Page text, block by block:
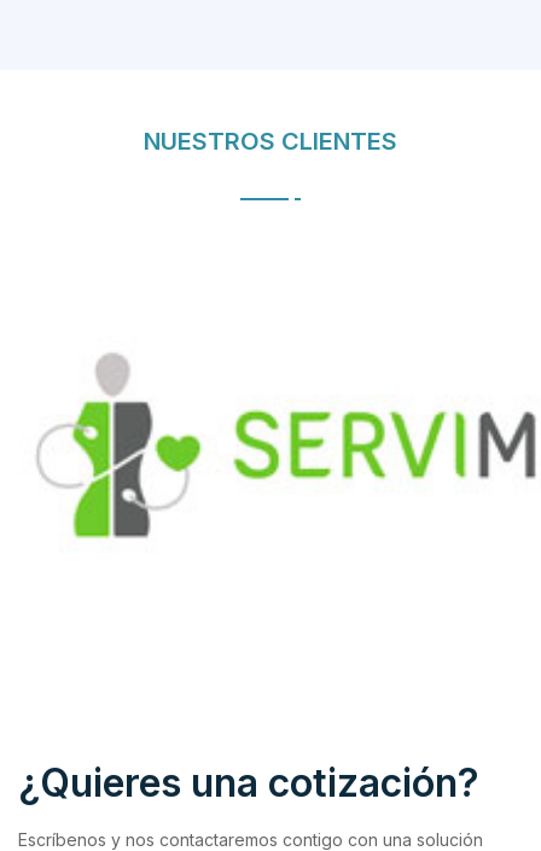
NUESTROS CLIENTES
¿Quieres una cotización?
Escríbenos y nos contactaremos contigo con una solución